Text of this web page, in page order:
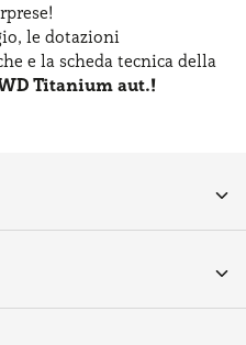
, le dotazioni
e la scheda tecnica della
Titanium aut.!